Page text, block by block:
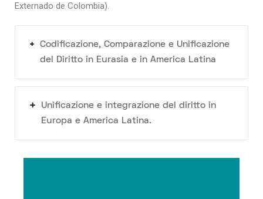
Externado de Colombia).
Codificazione, Comparazione e Unificazione
del Diritto in Eurasia e in America Latina
Unificazione e integrazione del diritto in
Europa e America Latina.